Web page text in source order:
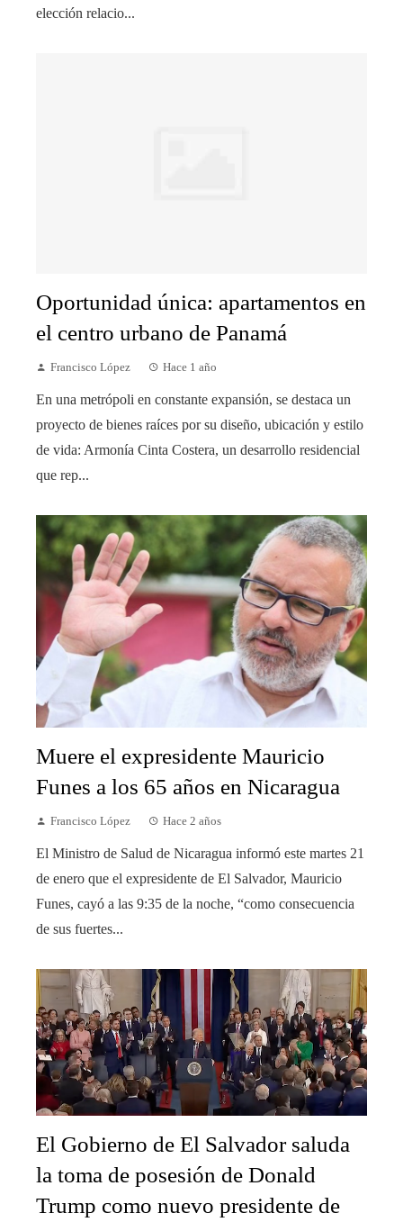
elección relacio...
Oportunidad única: apartamentos en
el centro urbano de Panamá
Francisco López Hace 1 año
En una metrópoli en constante expansión, se destaca un
proyecto de bienes raíces por su diseño, ubicación y estilo
de vida: Armonía Cinta Costera, un desarrollo residencial
que rep...
Muere el expresidente Mauricio
Funes a los 65 años en Nicaragua
Francisco López Hace 2 años
El Ministro de Salud de Nicaragua informó este martes 21
de enero que el expresidente de El Salvador, Mauricio
Funes, cayó a las 9:35 de la noche, “como consecuencia
de sus fuertes...
El Gobierno de El Salvador saluda
la toma de posesión de Donald
Trump como nuevo presidente de